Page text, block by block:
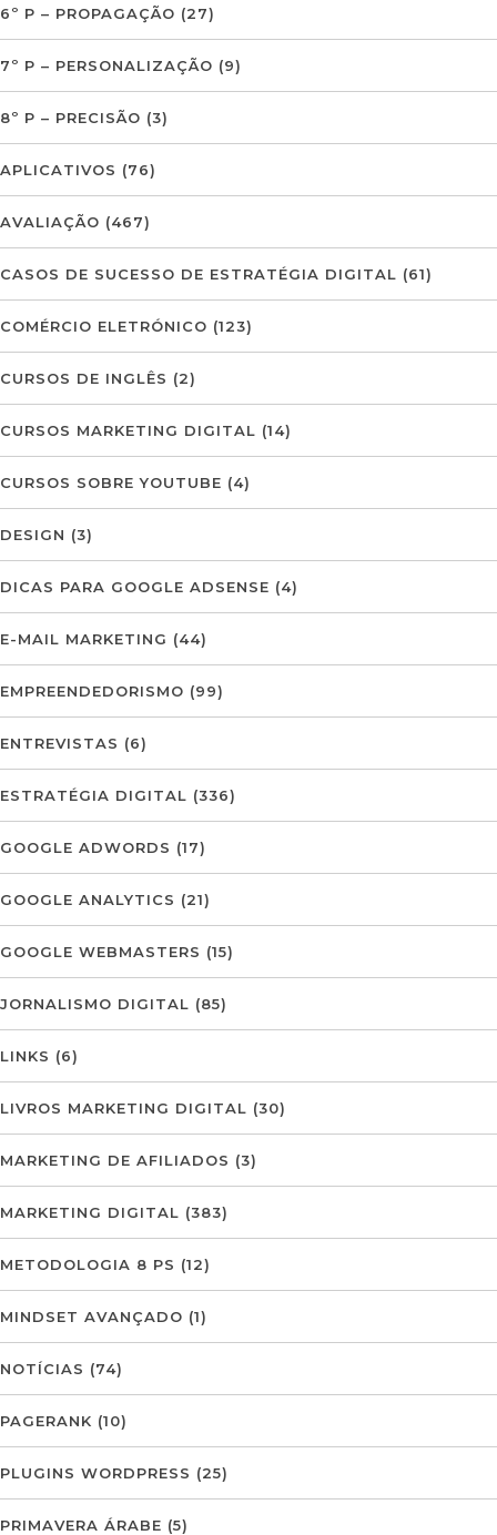
6º P – PROPAGAÇÃO (27)
7º P – PERSONALIZAÇÃO (9)
8º P – PRECISÃO (3)
APLICATIVOS (76)
AVALIAÇÃO (467)
CASOS DE SUCESSO DE ESTRATÉGIA DIGITAL (61)
COMÉRCIO ELETRÓNICO (123)
CURSOS DE INGLÊS (2)
CURSOS MARKETING DIGITAL (14)
CURSOS SOBRE YOUTUBE (4)
DESIGN (3)
DICAS PARA GOOGLE ADSENSE (4)
E-MAIL MARKETING (44)
EMPREENDEDORISMO (99)
ENTREVISTAS (6)
ESTRATÉGIA DIGITAL (336)
GOOGLE ADWORDS (17)
GOOGLE ANALYTICS (21)
GOOGLE WEBMASTERS (15)
JORNALISMO DIGITAL (85)
LINKS (6)
LIVROS MARKETING DIGITAL (30)
MARKETING DE AFILIADOS (3)
MARKETING DIGITAL (383)
METODOLOGIA 8 PS (12)
MINDSET AVANÇADO (1)
NOTÍCIAS (74)
PAGERANK (10)
PLUGINS WORDPRESS (25)
PRIMAVERA ÁRABE (5)